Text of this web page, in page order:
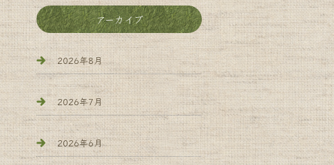
アーカイブ
2026年8月
2026年7月
2026年6月